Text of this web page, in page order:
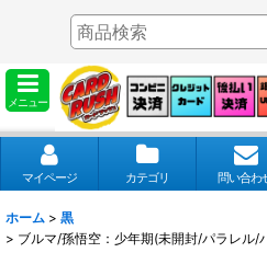
メニュー
マイページ カテゴリ 問い合わ
ホーム > 黒
> ブルマ/孫悟空：少年期(未開封/パラレル